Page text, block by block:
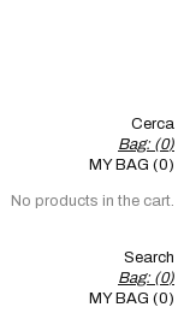
Cerca
Bag: (0)
MY BAG (0)
No products in the cart.
Search
Bag: (0)
MY BAG (0)